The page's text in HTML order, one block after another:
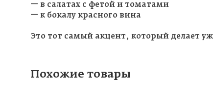
— в салатах с фетой и томатами
— к бокалу красного вина
Это тот самый акцент, который делает
Похожие товары